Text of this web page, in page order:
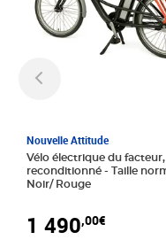
Nouvelle Attitude
Vélo électrique du facteur,
reconditionné - Taille normale -
Noir/ Rouge
1 490,00€